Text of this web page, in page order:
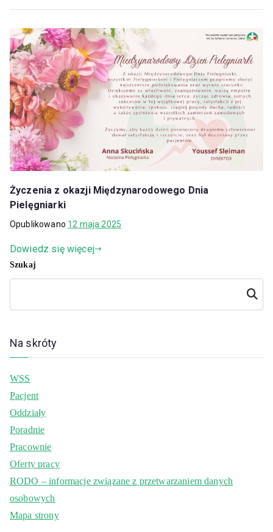
Życzenia z okazji Międzynarodowego Dnia
Pielęgniarki
Opublikowano 12 maja 2025
Dowiedz się więcej
Szukaj
Szukaj
Na skróty
WSS
Pacjent
Oddziały
Poradnie
Pracownie
Oferty pracy
RODO – informacje związane z przetwarzaniem danych
osobowych
Mapa strony